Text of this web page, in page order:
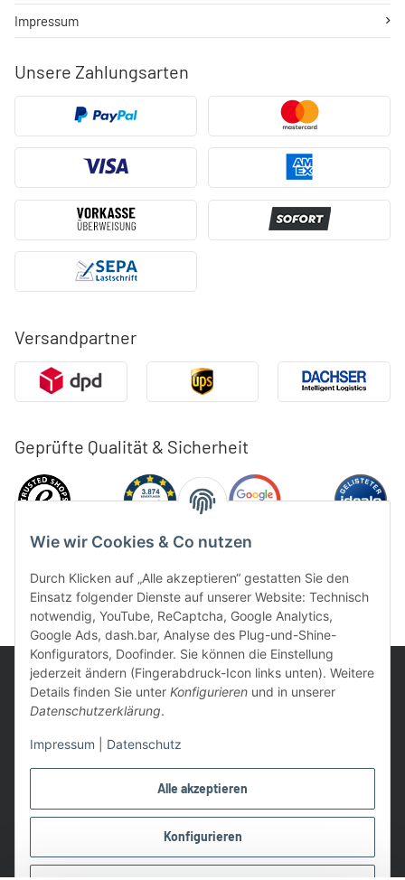
Alle akzeptieren
Konfigurieren
Wie wir Cookies & Co nutzen
Durch Klicken auf „Alle akzeptieren“ gestatten Sie den
Einsatz folgender Dienste auf unserer Website: Technisch
notwendig, YouTube, ReCaptcha, Google Analytics,
Google Ads, dash.bar, Analyse des Plug-und-Shine-
Konfigurators, Doofinder. Sie können die Einstellung
jederzeit ändern (Fingerabdruck-Icon links unten). Weitere
Details finden Sie unter Konfigurieren und in unserer
Datenschutzerklärung.
Impressum Datenschutz
Unsere Zahlungsarten
Versandpartner
Geprüfte Qualität & Sicherheit
Impressum
UVP: Ist die unverbindliche Preisempfehlung des Herstellers für
* Gratis Versand ab 99 € innerhalb Deutschlands
getroffen, um sicherzustellen, dass es es sich um echte
Bewertungen handelt.